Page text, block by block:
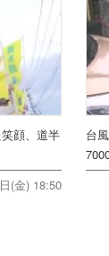
顔、道半
(金) 18:50
台